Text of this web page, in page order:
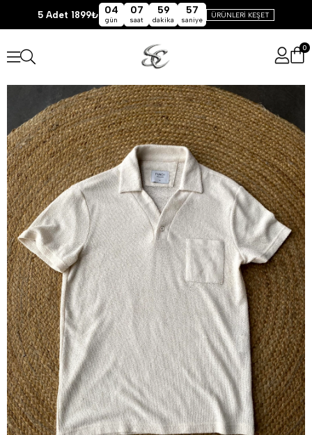
5 Adet 1899₺ 04
gün
07
saat
59
dakika
56
saniye
ÜRÜNLERİ KEŞET
0